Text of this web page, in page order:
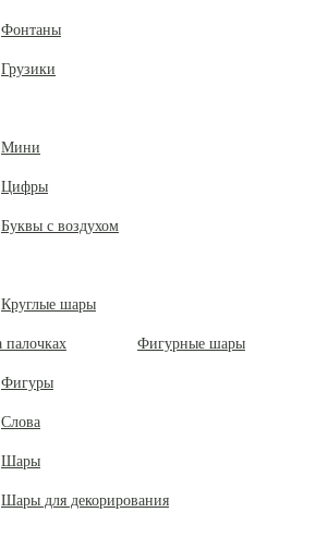
Фонтаны
Грузики
Мини
Цифры
Буквы с воздухом
Круглые шары
Фигурные шары
Фигуры
Слова
Шары
Шары для декорирования